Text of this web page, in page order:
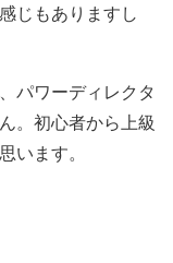
じもありますし
パワーディレクタ
。初心者から上級
います。